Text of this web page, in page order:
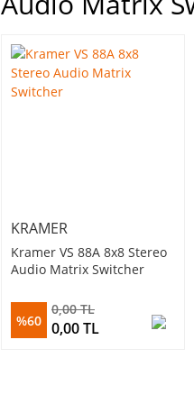
KRAMER
Kramer VS 88A 8x8 Stereo
Audio Matrix Switcher
%60
0,00 TL
0,00 TL